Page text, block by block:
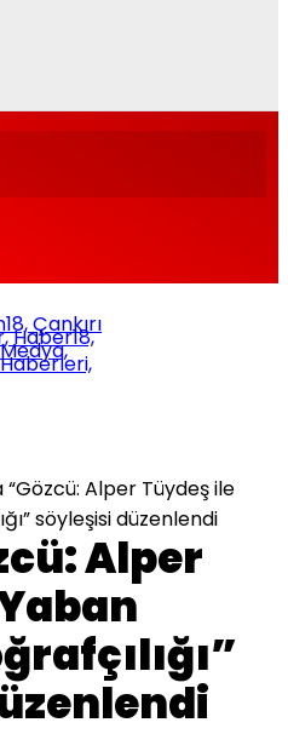
“Gözcü: Alper Tüydeş ile
söyleşisi düzenlendi
Alper